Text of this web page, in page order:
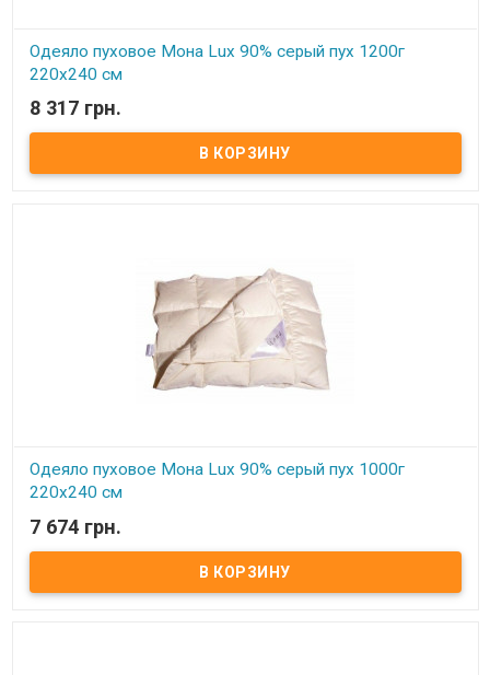
Одеяло пуховое Мона Lux 90% серый пух 1200г
220х240 см
В наличии
Одеяло пуховое Мона Lux 90% серый пух Размер: 220х240 см
Цвет: белый, кремовый Наполнитель: 90% натуральный серый
гусиный пух, 10% мелкого пера. Чехол: тик-батист, 100% хлопок
8 317 грн.
Одеяло пуховое Мона Lux 90% серый пух 1000г
220х240 см
В наличии
Одеяло пуховое Мона Lux 90% серый пух Размер: 220х240 см
Цвет: белый, кремовый Наполнитель: 90% натуральный серый
гусиный пух, 10% мелкого пера. Чехол: тик-батист, 100% хлопок
7 674 грн.